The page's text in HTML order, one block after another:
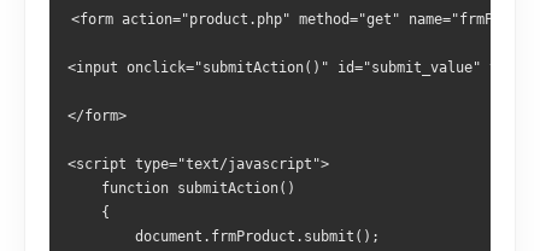
<form action="product.php" method="get"
<input onclick="submitAction()" id="submit_value"
</form>
<script type="text/javascript">
    function submitAction()
    {
        document.frmProduct.submit();